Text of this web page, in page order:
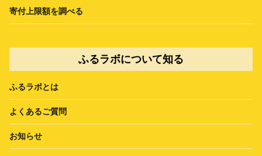
寄付上限額を調べる
ふるラボについて知る
ふるラボとは
よくあるご質問
お知らせ